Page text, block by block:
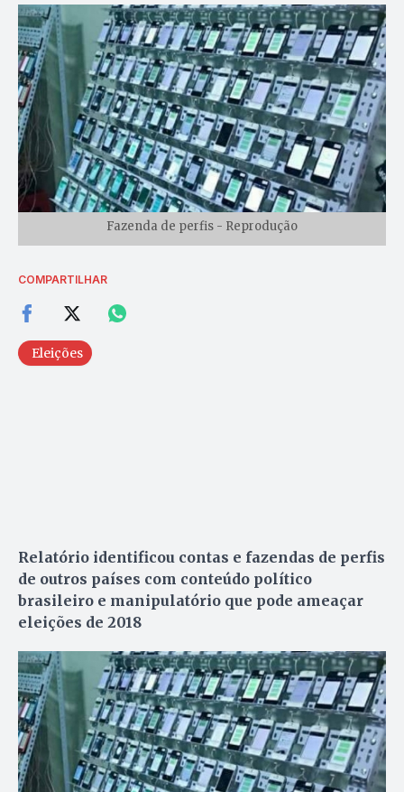
Fazenda de perfis - Reprodução
COMPARTILHAR
Eleições
Relatório identificou contas e fazendas de perfis
de outros países com conteúdo político
brasileiro e manipulatório que pode ameaçar
eleições de 2018